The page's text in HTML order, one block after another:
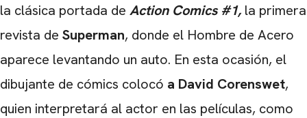
la clásica portada de Action Comics #1, la primera
revista de Superman, donde el Hombre de Acero
aparece levantando un auto. En esta ocasión, el
dibujante de cómics colocó a David Corenswet,
quien interpretará al actor en las películas, como